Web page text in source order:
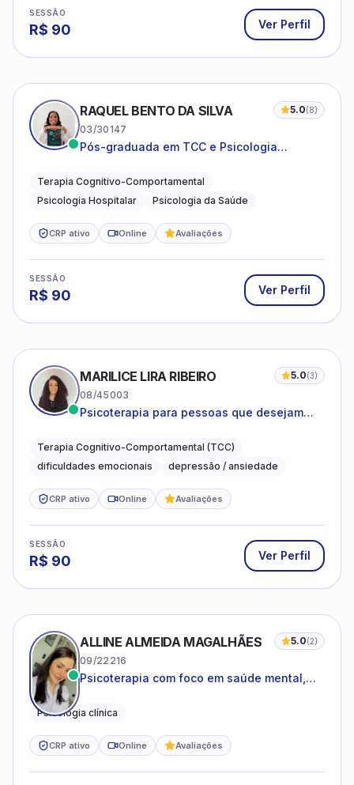
SESSÃO
R$ 90 Ver Perfil
RAQUEL BENTO DA SILVA 5.0(8)
03/30147
Pós-graduada em TCC e Psicologia
Terapia Cognitivo-Comportamental
Psicologia Hospitalar
Psicologia da Saúde
CRP ativo Online Avaliações
SESSÃO
R$ 90 Ver Perfil
MARILICE LIRA RIBEIRO 5.0(3)
08/45003
Psicoterapia para pessoas que desejam
dificuldades do dia a dia
Terapia Cognitivo-Comportamental (TCC)
dificuldades emocionais
depressão / ansiedade
CRP ativo Online Avaliações
SESSÃO
R$ 90 Ver Perfil
ALLINE ALMEIDA MAGALHÃES 5.0(2)
09/22216
Psicoterapia com foco em saúde mental,
adolescentes e adultos.
Psicologia clínica
CRP ativo Online Avaliações